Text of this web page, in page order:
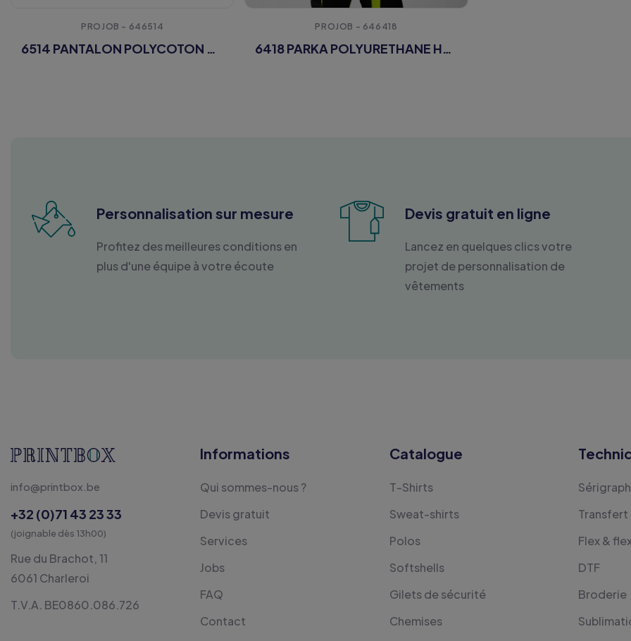
PROJOB - 646514
6514 PANTALON POLYCOTON DOUBLE - EN ISO 20471 CLASSE 3 - EN 343 3/1/X
PROJOB - 646418
6418 PARKA POLYURETHANE HV MATELASSEE - EN ISO 20471 CLASSE 3 - EN 343 3/1/X
Personnalisation sur mesure
Profitez des meilleures conditions en
plus d'une équipe à votre écoute
Devis gratuit en ligne
Lancez en quelques clics votre
projet de personnalisation de
vêtements
info@printbox.be
+32 (0)71 43 23 33
(joignable dès 13h00)
Rue du Brachot, 11
6061 Charleroi
T.V.A. BE0860.086.726
Informations
Qui sommes-nous ?
Devis gratuit
Services
Jobs
FAQ
Contact
Catalogue
T-Shirts
Sweat-shirts
Polos
Softshells
Gilets de sécurité
Chemises
Flex &
DTF
Broderie